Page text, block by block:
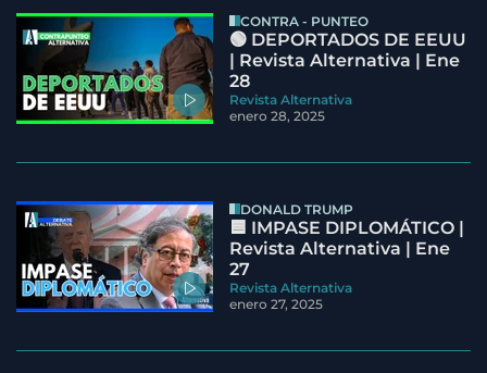
CONTRA - PUNTEO
🟢 DEPORTADOS DE EEUU
| Revista Alternativa | Ene
28
Revista Alternativa
enero 28, 2025
DONALD TRUMP
🟦 IMPASE DIPLOMÁTICO |
Revista Alternativa | Ene
27
Revista Alternativa
enero 27, 2025